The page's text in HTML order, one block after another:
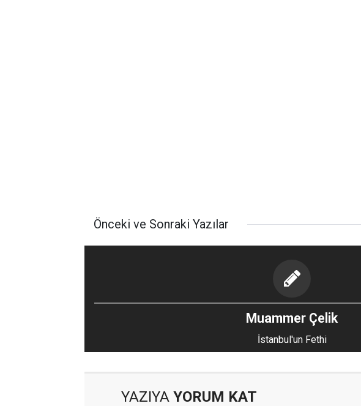
Önceki ve Sonraki Yazılar
Muammer Çelik
İstanbul'un Fethi
YAZIYA YORUM KAT